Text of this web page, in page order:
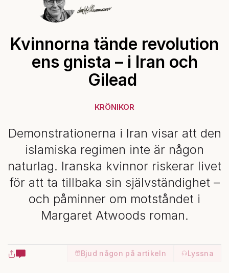
Kvinnorna tände revolution
ens gnista – i Iran och
Gilead
KRÖNIKOR
Demonstrationerna i Iran visar att den
islamiska regimen inte är någon
naturlag. Iranska kvinnor riskerar livet
för att ta tillbaka sin självständighet –
och påminner om motståndet i
Margaret Atwoods roman.
Bjud någon på artikeln Lyssna